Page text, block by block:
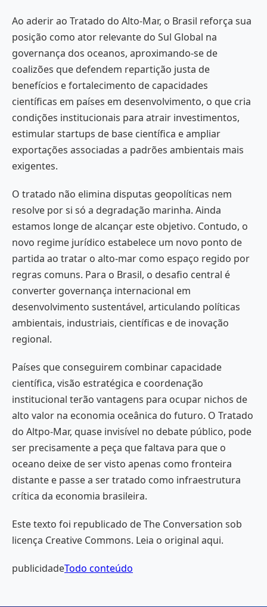
Ao aderir ao Tratado do Alto-Mar, o Brasil reforça sua
posição como ator relevante do Sul Global na
governança dos oceanos, aproximando-se de
coalizões que defendem repartição justa de
benefícios e fortalecimento de capacidades
científicas em países em desenvolvimento, o que cria
condições institucionais para atrair investimentos,
estimular startups de base científica e ampliar
exportações associadas a padrões ambientais mais
exigentes.
O tratado não elimina disputas geopolíticas nem
resolve por si só a degradação marinha. Ainda
estamos longe de alcançar este objetivo. Contudo, o
novo regime jurídico estabelece um novo ponto de
partida ao tratar o alto-mar como espaço regido por
regras comuns. Para o Brasil, o desafio central é
converter governança internacional em
desenvolvimento sustentável, articulando políticas
ambientais, industriais, científicas e de inovação
regional.
Países que conseguirem combinar capacidade
científica, visão estratégica e coordenação
institucional terão vantagens para ocupar nichos de
alto valor na economia oceânica do futuro. O Tratado
do Altpo-Mar, quase invisível no debate público, pode
ser precisamente a peça que faltava para que o
oceano deixe de ser visto apenas como fronteira
distante e passe a ser tratado como infraestrutura
crítica da economia brasileira.
Este texto foi republicado de The Conversation sob
licença Creative Commons. Leia o original aqui.
publicidadeTodo conteúdo